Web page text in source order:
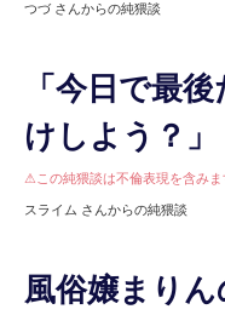
つづ さんからの純猥談
「今日で最
けしよう？」
⚠この純猥談は不倫表現を含みま
スライム さんからの純猥談
風俗嬢まり